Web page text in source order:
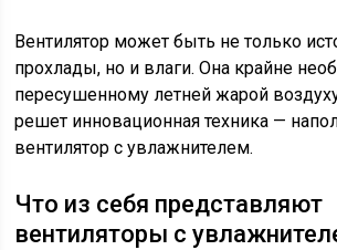
Вентилятор может быть не только
прохлады, но и влаги. Она крайне
пересушенному летней жарой
решет инновационная техника —
вентилятор с увлажнителем.
Что из себя представляют
вентиляторы с